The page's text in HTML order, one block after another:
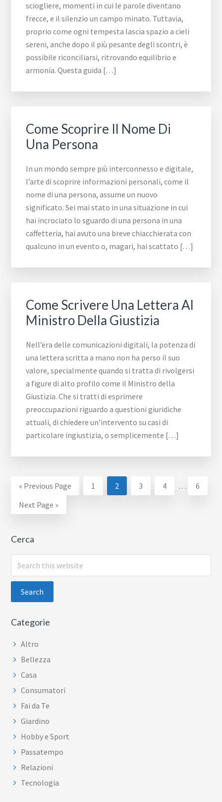
sciogliere, momenti in cui le parole diventano
frecce, e il silenzio un campo minato. Tuttavia,
proprio come ogni tempesta lascia spazio a cieli
sereni, anche dopo il più pesante degli scontri, è
possibile riconciliarsi, ritrovando equilibrio e
armonia. Questa guida […]
Come Scoprire Il Nome Di
Una Persona
In un mondo sempre più interconnesso e digitale,
l’arte di scoprire informazioni personali, come il
nome di una persona, assume un nuovo
significato. Sei mai stato in una situazione in cui
hai incrociato lo sguardo di una persona in una
caffetteria, hai avuto una breve chiacchierata con
qualcuno in un evento o, magari, hai scattato […]
Come Scrivere Una Lettera Al
Ministro Della Giustizia
Nell’era delle comunicazioni digitali, la potenza di
una lettera scritta a mano non ha perso il suo
valore, specialmente quando si tratta di rivolgersi
a figure di alto profilo come il Ministro della
Giustizia. Che si tratti di esprimere
preoccupazioni riguardo a questioni giuridiche
attuali, di chiedere un’intervento su casi di
particolare ingiustizia, o semplicemente […]
« Go
Previous Page Page
1 Page
2 Page
3 Page
4
Interim
pages
… Page
6
Go
to
Next Page »
Cerca
Search
this
Categorie
Altro
Bellezza
Casa
Consumatori
Fai da Te
Giardino
Hobby e Sport
Passatempo
Relazioni
Tecnologia